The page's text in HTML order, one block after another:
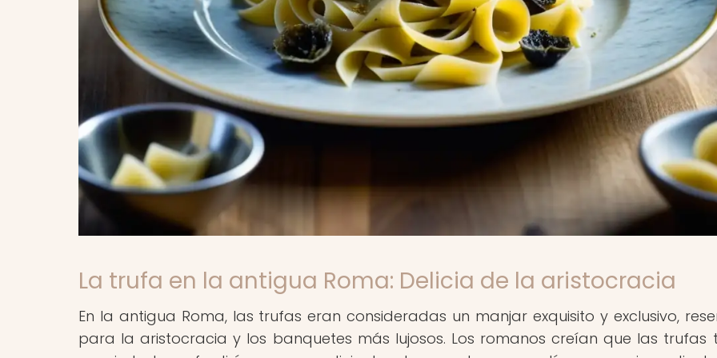
La trufa en la antigua Roma: Delicia de la aristocracia
En la antigua Roma, las trufas eran consideradas un manjar exquisito y exclusivo,
para la aristocracia y los banquetes más lujosos. Los romanos creían que las trufas